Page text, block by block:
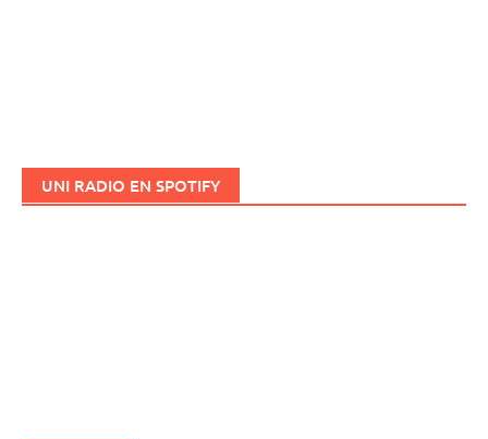
UNI RADIO EN SPOTIFY